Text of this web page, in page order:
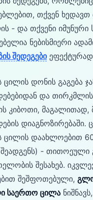
თქვენ
- და თქვენი იმუნური
ნებისმიერი
შედეგები
ცილის დონის გაგება
და
კიბოთი,
ცილის დაახლოებით
- თითოეული
შესახებ.
შეშფოთებული,
საერთო ცილა